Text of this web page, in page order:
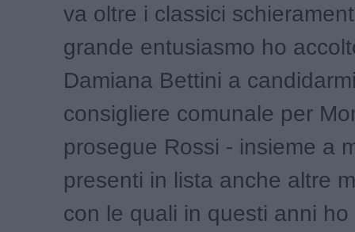
va oltre i classici
grande entusiasmo ho
Damiana Bettini a
consigliere comunale per
prosegue Rossi - insieme a
presenti in lista anche altre
con le quali in questi anni ho